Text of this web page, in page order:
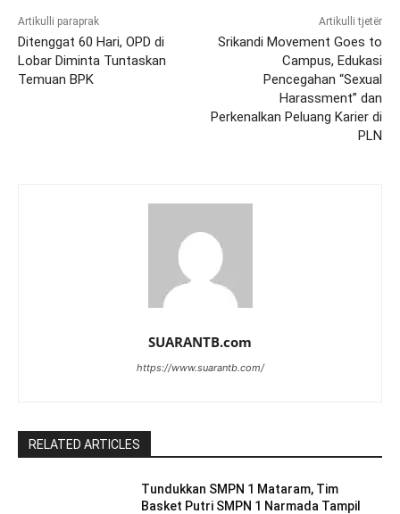
Artikulli paraprak
Ditenggat 60 Hari, OPD di
Lobar Diminta Tuntaskan
Temuan BPK
Artikulli tjetër
Srikandi Movement Goes to
Campus, Edukasi
Pencegahan “Sexual
Harassment” dan
Perkenalkan Peluang Karier di
PLN
SUARANTB.com
https://www.suarantb.com/
RELATED ARTICLES
Tundukkan SMPN 1 Mataram, Tim
Basket Putri SMPN 1 Narmada Tampil